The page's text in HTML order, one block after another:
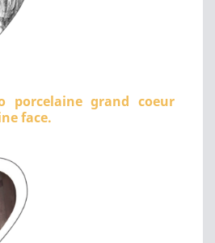
porcelaine grand coeur
face.